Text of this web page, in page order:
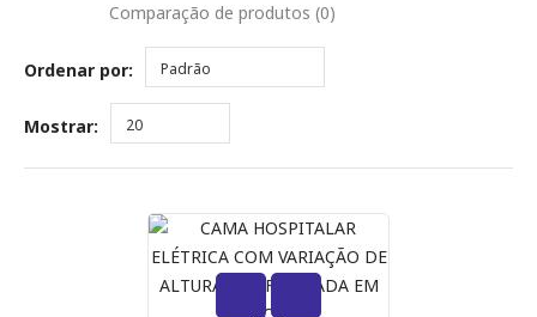
Comparação de produtos (0)
Ordenar por: Padrão
Mostrar: 20